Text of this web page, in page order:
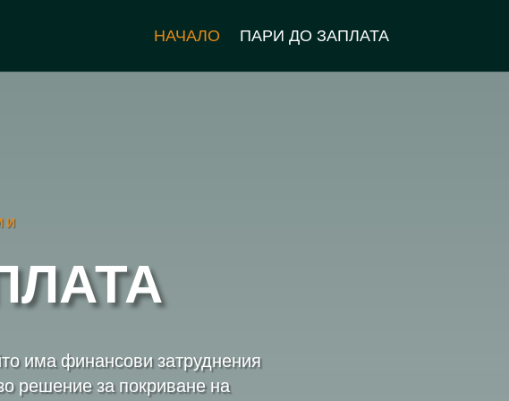
НАЧАЛО ПАРИ ДО ЗАПЛАТА
има финансови затруднения
решение за покриване на